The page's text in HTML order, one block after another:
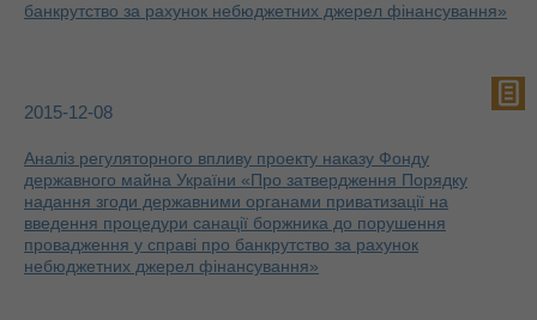
банкрутство за рахунок небюджетних джерел фінансування»
2015-12-08
Аналіз регуляторного впливу проекту наказу Фонду
державного майна України «Про затвердження Порядку
надання згоди державними органами приватизації на
введення процедури санації боржника до порушення
провадження у справі про банкрутство за рахунок
небюджетних джерел фінансування»